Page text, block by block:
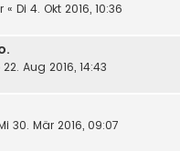
« Di 4. Okt 2016, 10:36
22. Aug 2016, 14:43
30. Mär 2016, 09:07